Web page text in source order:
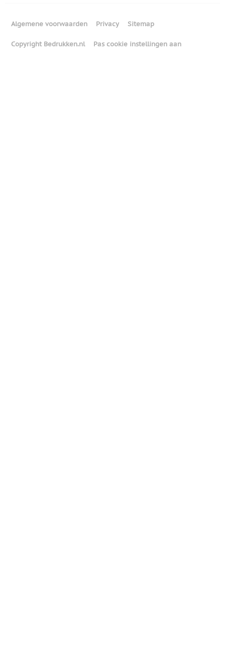
Algemene voorwaarden Privacy Sitemap
Copyright Bedrukken.nl Pas cookie instellingen aan